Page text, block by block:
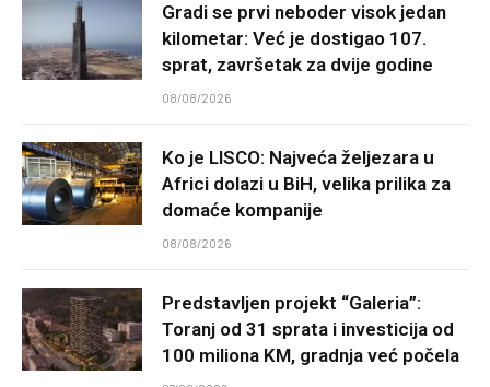
Gradi se prvi neboder visok jedan
kilometar: Već je dostigao 107.
sprat, završetak za dvije godine
08/08/2026
Ko je LISCO: Najveća željezara u
Africi dolazi u BiH, velika prilika za
domaće kompanije
08/08/2026
Predstavljen projekt “Galeria”:
Toranj od 31 sprata i investicija od
100 miliona KM, gradnja već počela